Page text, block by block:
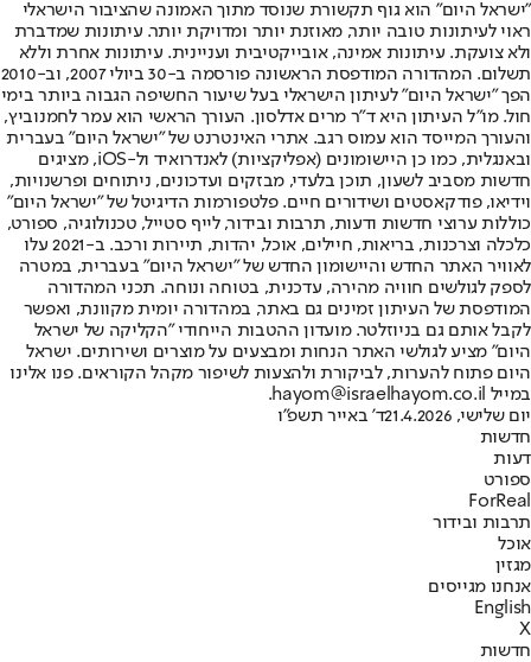
"ישראל היום" הוא גוף תקשורת שנוסד מתוך האמונה שהציבור הישראלי
ראוי לעיתונות טובה יותר, מאוזנת יותר ומדויקת יותר. עיתונות שמדברת
ולא צועקת. עיתונות אמינה, אובייקטיבית ועניינית. עיתונות אחרת וללא
תשלום. המהדורה המודפסת הראשונה פורסמה ב-30 ביולי 2007, וב-2010
הפך "ישראל היום" לעיתון הישראלי בעל שיעור החשיפה הגבוה ביותר בימי
חול. מו"ל העיתון היא ד"ר מרים אדלסון. העורך הראשי הוא עמר לחמנוביץ,
והעורך המייסד הוא עמוס רגב. אתרי האינטרנט של "ישראל היום" בעברית
ובאנגלית, כמו כן היישומונים (אפליקציות) לאנדרואיד ול-iOS, מציגים
חדשות מסביב לשעון, תוכן בלעדי, מבזקים ועדכונים, ניתוחים ופרשנויות,
וידיאו, פודקאסטים ושידורים חיים. פלטפורמות הדיגיטל של "ישראל היום"
כוללות ערוצי חדשות ודעות, תרבות ובידור, לייף סטייל, טכנולוגיה, ספורט,
כלכלה וצרכנות, בריאות, חיילים, אוכל, יהדות, תיירות ורכב. ב-2021 עלו
לאוויר האתר החדש והיישומון החדש של "ישראל היום" בעברית, במטרה
לספק לגולשים חוויה מהירה, עדכנית, בטוחה ונוחה. תכני המהדורה
המודפסת של העיתון זמינים גם באתר, במהדורה יומית מקוונת, ואפשר
לקבל אותם גם בניוזלטר. מועדון ההטבות הייחודי "הקליקה של ישראל
היום" מציע לגולשי האתר הנחות ומבצעים על מוצרים ושירותים. ישראל
היום פתוח להערות, לביקורת ולהצעות לשיפור מקהל הקוראים. פנו אלינו
במייל hayom@israelhayom.co.il.
יום שלישי, 21.4.2026
ד' באייר תשפ"ו
חדשות
דעות
ספורט
ForReal
תרבות ובידור
אוכל
מגזין
אנחנו מגייסים
English
X
חדשות